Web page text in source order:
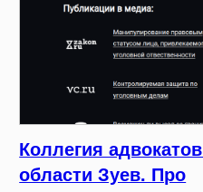
Коллегия
области Зуев. Про